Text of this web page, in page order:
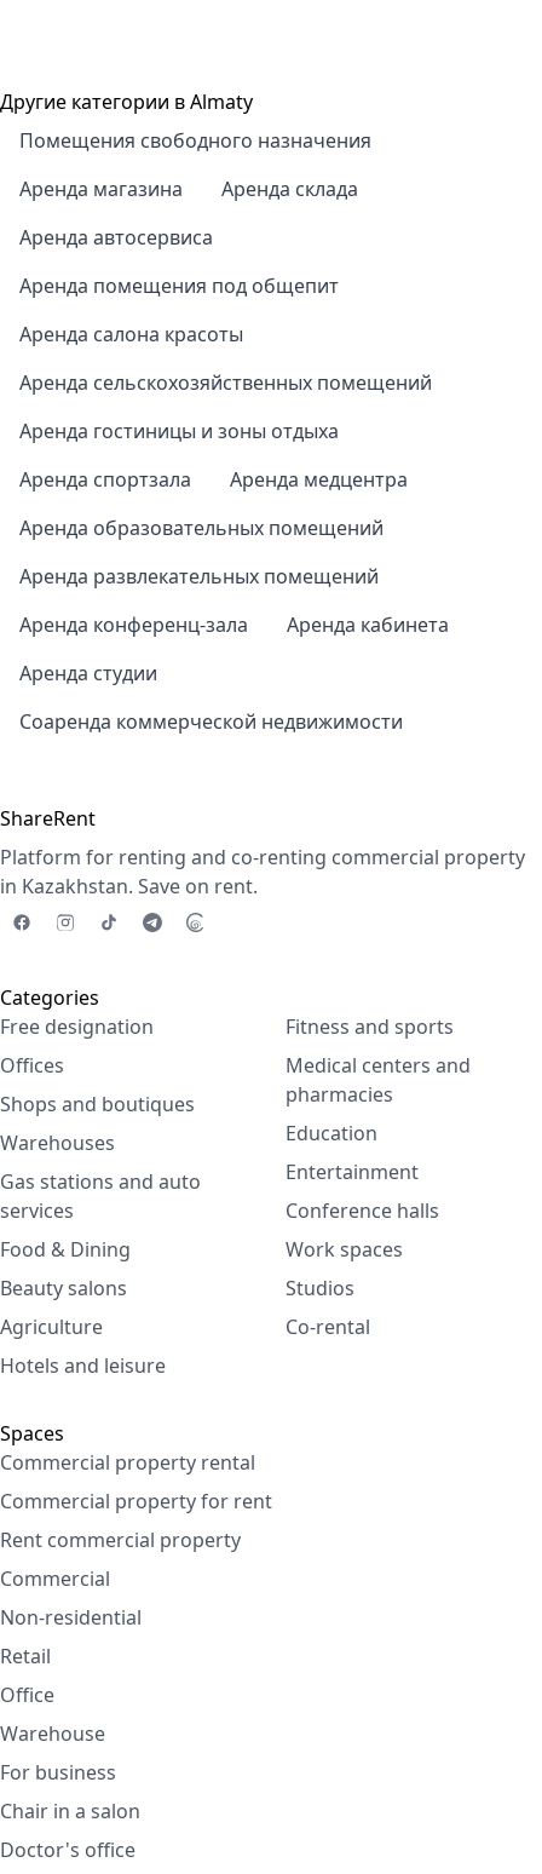
Другие категории в Almaty
Помещения свободного назначения
Аренда магазина
Аренда склада
Аренда автосервиса
Аренда помещения под общепит
Аренда салона красоты
Аренда сельскохозяйственных помещений
Аренда гостиницы и зоны отдыха
Аренда спортзала
Аренда медцентра
Аренда образовательных помещений
Аренда развлекательных помещений
Аренда конференц-зала
Аренда кабинета
Аренда студии
Соаренда коммерческой недвижимости
ShareRent
Platform for renting and co-renting commercial property
in Kazakhstan. Save on rent.
Categories
Free designation
Offices
Shops and boutiques
Warehouses
Gas stations and auto
services
Food & Dining
Beauty salons
Agriculture
Hotels and leisure
Fitness and sports
Medical centers and
pharmacies
Education
Entertainment
Conference halls
Work spaces
Studios
Co-rental
Spaces
Commercial property rental
Commercial property for rent
Rent commercial property
Commercial
Non-residential
Retail
Office
Warehouse
For business
Chair in a salon
Doctor's office